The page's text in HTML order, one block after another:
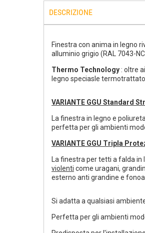
DESCRIZIONE
Finestra con anima in legno
alluminio grigio (RAL 7043-
Thermo Technology : oltre
legno speciasle
VARIANTE GGU Standard
La finestra in legno e
perfetta per gli ambienti
VARIANTE GGU Tripla
La finestra per tetti a falda
violenti come uragani,
esterno anti grandine e
Si adatta a qualsiasi
Perfetta per gli ambienti